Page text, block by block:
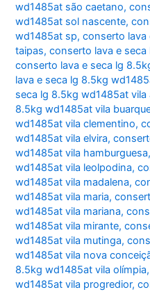
wd1485at são caetano,
wd1485at sol nascente,
wd1485at sp,conserto lava
taipas,conserto lava e
conserto lava e seca lg
lava e seca lg 8.5kg
seca lg 8.5kg wd1485at vila
8.5kg wd1485at vila
wd1485at vila clementino,
wd1485at vila elvira,
wd1485at vila hamburguesa
wd1485at vila leolpodina,
wd1485at vila madalena,
wd1485at vila maria,
wd1485at vila mariana,
wd1485at vila mirante,
wd1485at vila mutinga,
wd1485at vila nova
8.5kg wd1485at vila olímpia
wd1485at vila progredior,